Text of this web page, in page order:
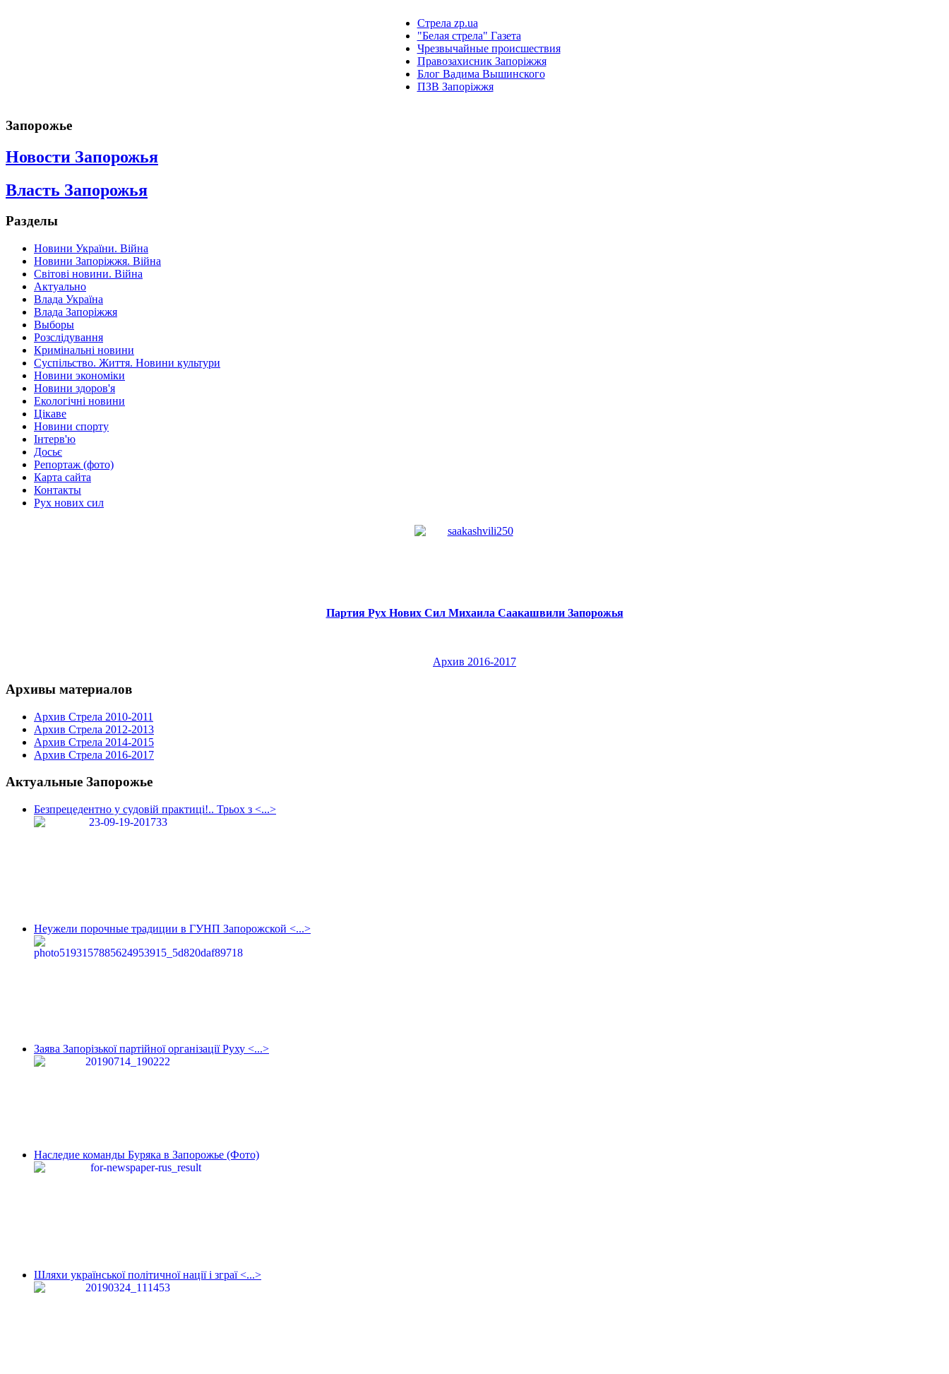
Стрела zp.ua
"Белая стрела" Газета
Чрезвычайные происшествия
Правозахисник Запоріжжя
Блог Вадима Вышинского
ПЗВ Запоріжжя
Запорожье
Новости Запорожья
Власть Запорожья
Разделы
Новини України. Війна
Новини Запоріжжя. Війна
Світові новини. Війна
Актуально
Влада Україна
Влада Запоріжжя
Выборы
Розслідування
Кримінальні новини
Суспільство. Життя. Новини культури
Новини экономіки
Новини здоров'я
Екологічні новини
Цікаве
Новини спорту
Інтерв'ю
Досьє
Репортаж (фото)
Карта сайта
Контакты
Рух нових сил
Партия Рух Нових Сил Михаила Саакашвили Запорожья
Архив 2016-2017
Архивы материалов
Архив Стрела 2010-2011
Архив Стрела 2012-2013
Архив Стрела 2014-2015
Архив Стрела 2016-2017
Актуальные Запорожье
Безпрецедентно у судовій практиці!.. Трьох з <...>
Неужели порочные традиции в ГУНП Запорожской <...>
Заява Запорізької партійної організації Руху <...>
Наследие команды Буряка в Запорожье (Фото)
Шляхи української політичної нації і зграї <...>